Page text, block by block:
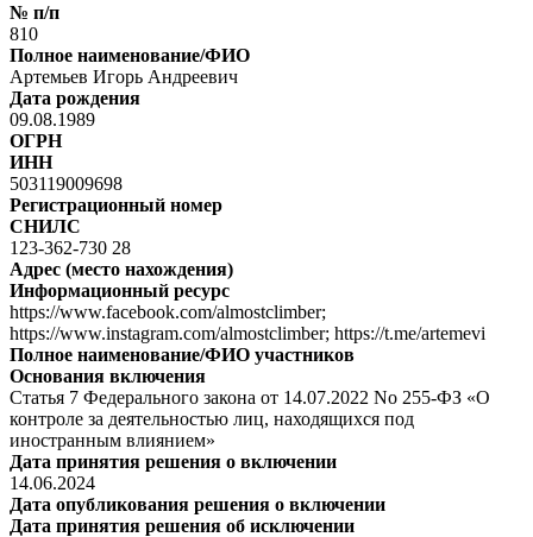
№ п/п
810
Полное наименование/ФИО
Артемьев Игорь Андреевич
Дата рождения
09.08.1989
ОГРН
ИНН
503119009698
Регистрационный номер
СНИЛС
123-362-730 28
Адрес (место нахождения)
Информационный ресурс
https://www.facebook.com/almostclimber;
https://www.instagram.com/almostclimber; https://t.me/artemevi
Полное наименование/ФИО участников
Основания включения
Статья 7 Федерального закона от 14.07.2022 No 255-ФЗ «О
контроле за деятельностью лиц, находящихся под
иностранным влиянием»
Дата принятия решения о включении
14.06.2024
Дата опубликования решения о включении
Дата принятия решения об исключении